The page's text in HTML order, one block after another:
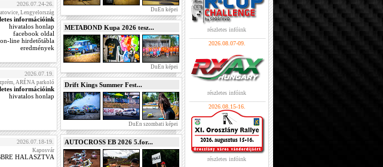
2026.07.24-26.
Lengyelország
információink
hivatalos honlap
facebook oldal
on-line hirdetőtábla
eredmények
2026.07.19.
ARÉNA parkoló
információink
hivatalos honlap
2026.07.18-19.
Kaposvár
HALASZTVA
DuEn képei
METABOND Kupa 2026 tesz...
DuEn képei
Drift Kings Summer Fest...
DuEn szombati képei
AUTOCROSS EB 2026 5.for...
részletes infóink
2026.08.07-09.
részletes infóink
2026.08.15-16.
részletes infóink